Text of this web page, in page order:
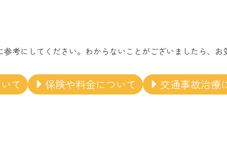
考にしてください。わからないことがございましたら、お
て 保険や料金について 交通事故治療